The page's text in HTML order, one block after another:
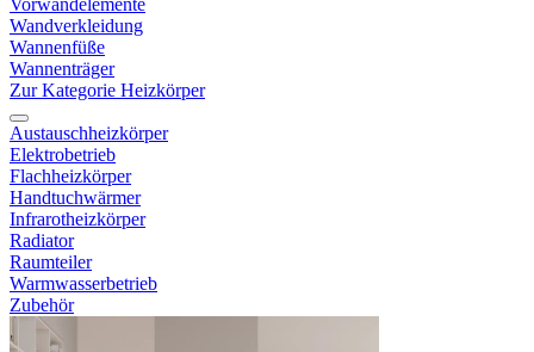
Vorwandelemente
Wandverkleidung
Wannenfüße
Wannenträger
Zur Kategorie Heizkörper
Austauschheizkörper
Elektrobetrieb
Flachheizkörper
Handtuchwärmer
Infrarotheizkörper
Radiator
Raumteiler
Warmwasserbetrieb
Zubehör